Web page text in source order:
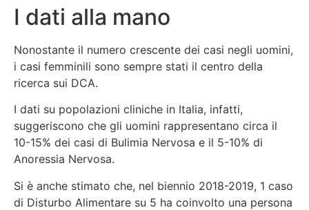
I dati alla mano
Nonostante il numero crescente dei casi negli uomini,
i casi femminili sono sempre stati il centro della
ricerca sui DCA.
I dati su popolazioni cliniche in Italia, infatti,
suggeriscono che gli uomini rappresentano circa il
10-15% dei casi di Bulimia Nervosa e il 5-10% di
Anoressia Nervosa.
Si è anche stimato che, nel biennio 2018-2019, 1 caso
di Disturbo Alimentare su 5 ha coinvolto una persona